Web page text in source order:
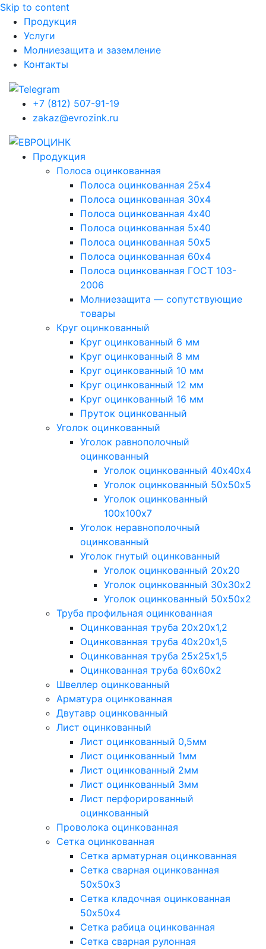
Skip to content
Продукция
Услуги
Молниезащита и заземление
Контакты
+7 (812) 507-91-19
zakaz@evrozink.ru
Продукция
Полоса оцинкованная
Полоса оцинкованная 25х4
Полоса оцинкованная 30х4
Полоса оцинкованная 4х40
Полоса оцинкованная 5х40
Полоса оцинкованная 50х5
Полоса оцинкованная 60х4
Полоса оцинкованная ГОСТ 103-
2006
Молниезащита — сопутствующие
товары
Круг оцинкованный
Круг оцинкованный 6 мм
Круг оцинкованный 8 мм
Круг оцинкованный 10 мм
Круг оцинкованный 12 мм
Круг оцинкованный 16 мм
Пруток оцинкованный
Уголок оцинкованный
Уголок равнополочный
оцинкованный
Уголок оцинкованный 40х40х4
Уголок оцинкованный 50х50х5
Уголок оцинкованный
100х100х7
Уголок неравнополочный
оцинкованный
Уголок гнутый оцинкованный
Уголок оцинкованный 20х20
Уголок оцинкованный 30х30х2
Уголок оцинкованный 50х50х2
Труба профильная оцинкованная
Оцинкованная труба 20х20х1,2
Оцинкованная труба 40х20х1,5
Оцинкованная труба 25х25х1,5
Оцинкованная труба 60х60х2
Швеллер оцинкованный
Арматура оцинкованная
Двутавр оцинкованный
Лист оцинкованный
Лист оцинкованный 0,5мм
Лист оцинкованный 1мм
Лист оцинкованный 2мм
Лист оцинкованный 3мм
Лист перфорированный
оцинкованный
Проволока оцинкованная
Сетка оцинкованная
Сетка арматурная оцинкованная
Сетка сварная оцинкованная
50х50х3
Сетка кладочная оцинкованная
50х50х4
Сетка рабица оцинкованная
Сетка сварная рулонная